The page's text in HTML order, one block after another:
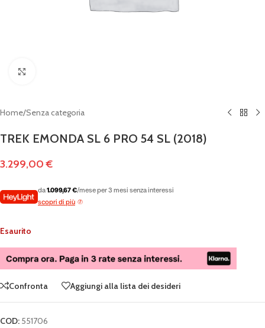
Home/Senza categoria
TREK EMONDA SL 6 PRO 54 SL (2018)
3.299,00€
da1.099,67 €/mese per 3 mesi senza interessi
scopri di più
Esaurito
Confronta Aggiungi alla lista dei desideri
COD: 551706